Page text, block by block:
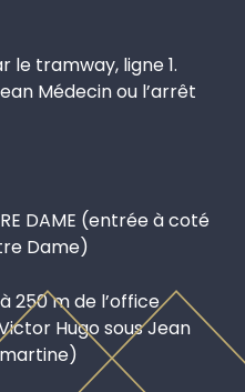
le tramway, ligne 1.
Médecin ou l’arrêt
DAME (entrée à coté
Dame)
250 m de l’office
Hugo sous Jean